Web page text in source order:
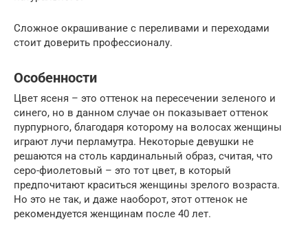
Сложное окрашивание с переливами и переходами
стоит доверить профессионалу.
Особенности
Цвет ясеня – это оттенок на пересечении зеленого и
синего, но в данном случае он показывает оттенок
пурпурного, благодаря которому на волосах женщины
играют лучи перламутра. Некоторые девушки не
решаются на столь кардинальный образ, считая, что
серо-фиолетовый – это тот цвет, в который
предпочитают краситься женщины зрелого возраста.
Но это не так, и даже наоборот, этот оттенок не
рекомендуется женщинам после 40 лет.